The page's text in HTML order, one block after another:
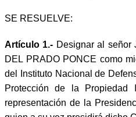
SE RESUELVE:
Artículo 1.- Designar al señor
DEL PRADO PONCE como
del Instituto Nacional de
Protección de la Propiedad
representación de la